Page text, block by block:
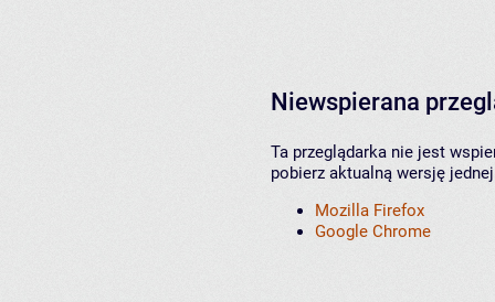
Niewspierana
Ta przeglądarka nie jest
pobierz aktualną wersję
Mozilla Firefox
Google Chrome